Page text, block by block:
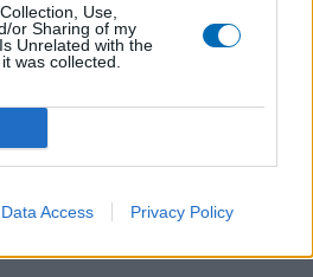
Use,
or Sharing of my
Unrelated with the
was collected.
Data Access Privacy Policy
A la rencontre de…